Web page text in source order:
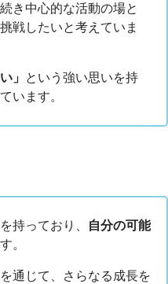
き中心的な活動の場と
戦したいと考えていま
」 という強い思いを持
います。
持っており、
自分の可能
。
通じて、さらなる成長を